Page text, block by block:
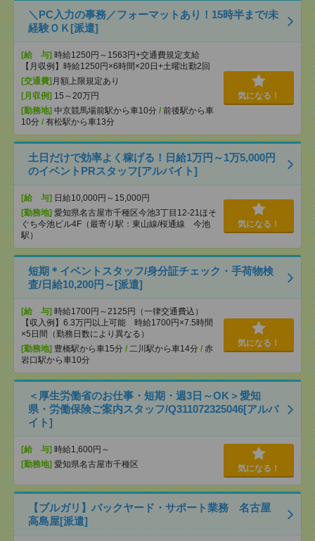
＼PC入力の事務／フォーマットあり！15時半まで/未
経験ＯＫ[派遣]
[給 与] 時給1250円～1563円+交通費規定支給
【月収例】時給1250円×6時間×20日+土曜出勤2回
[交通費] 月額上限規定あり
[月収例] 15～20万円
[勤務地] 中京競馬場前駅から車10分 / 前後駅から車
10分 / 有松駅から車13分
気になる！
土日だけで効率よく稼げる！日給1万円～1万5,000円
のイベントPRスタッフ[アルバイト]
[給 与] 日給10,000円～15,000円
[勤務地] 愛知県名古屋市千種区今池3丁目12-21ほそ
ぐち今池ビル4F（最寄り駅：東山線/桜通線 今池
駅）
気になる！
短期＊イベントスタッフ/身分証チェック・手荷物検
査/日給10,200円～[派遣]
[給 与] 時給1700円～2125円（一律交通費込）
【収入例】6.3万円以上可能 時給1700円×7.5時間
×5日間（勤務日数により異なる）
[勤務地] 豊橋駅から車15分 / 二川駅から車14分 / 赤
岩口駅から車10分
気になる！
＜厚生労働省のお仕事・短期・週3日～OK＞愛知
県・労働保険ご案内スタッフ/Q311072325046[アルバ
イト]
[給 与] 時給1,600円～
[勤務地] 愛知県名古屋市千種区 気になる！
【ブルガリ】バックヤード・サポート業務 名古屋
高島屋[派遣]